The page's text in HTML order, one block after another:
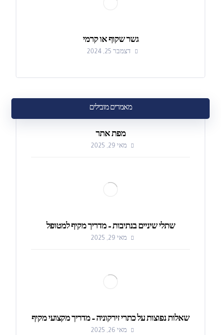
גשר שקוף או קרמי
דצמבר 25, 2024
מאמרים מובילים
מפת אתר
מאי 29, 2025
שתלי שיניים בנתיבות – מדריך מקיף למטופל
מאי 29, 2025
שאלות נפוצות על כתרי זירקוניה – מדריך מקצועי מקיף
מאי 26, 2025